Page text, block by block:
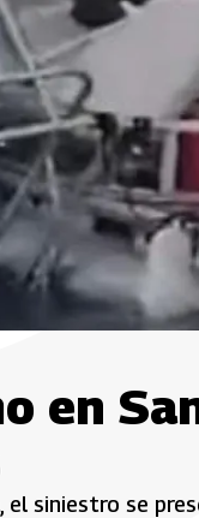
en
el siniestro se